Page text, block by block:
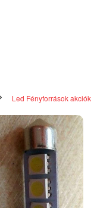
Led Fényforrások akciók